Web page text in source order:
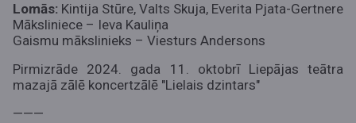
Lomās: Kintija Stūre, Valts Skuja, Everita Pjata-Gertnere
Māksliniece – Ieva Kauliņa
Gaismu mākslinieks – Viesturs Andersons
Pirmizrāde 2024. gada 11. oktobrī Liepājas teātra
mazajā zālē koncertzālē "Lielais dzintars"
———